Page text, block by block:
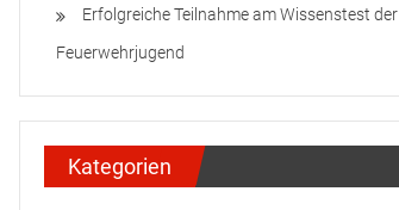
Erfolgreiche Teilnahme am Wissenstest der
Feuerwehrjugend
Kategorien